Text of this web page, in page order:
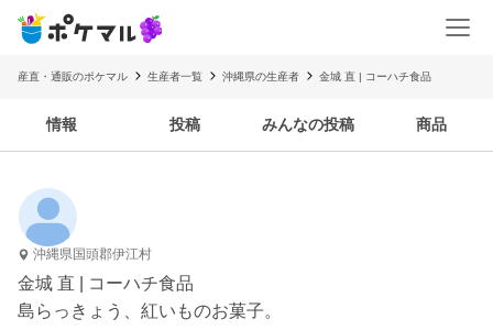
産直・通販のポケマル 生産者一覧 沖縄県の生産者 金城 直 | コーハチ食品
情報 投稿 みんなの投稿 商品
沖縄県国頭郡伊江村
金城 直 | コーハチ食品
島らっきょう、紅いものお菓子。